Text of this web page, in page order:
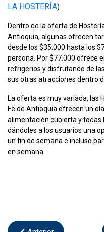
LA HOSTERÍA)
Dentro de la oferta de
Antioquia, algunas ofrecen
desde los $35.000 hasta los
persona. Por $77.000 ofrece
refrigerios y disfrutando de
sus otras atracciones dentro
La oferta es muy variada, las
Fe de Antioquia ofrecen un
alimentación cubierta y todas
dándoles a los usuarios una
un fin de semana e incluso
en semana